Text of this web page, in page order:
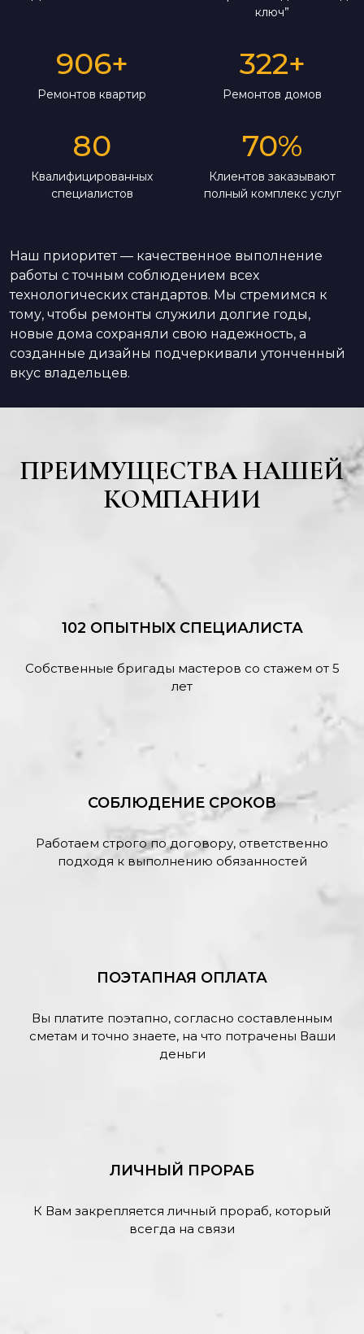
ключ”
906+
Ремонтов квартир
322+
Ремонтов домов
80
Квалифицированных
специалистов
70%
Клиентов заказывают
полный комплекс услуг
Наш приоритет — качественное выполнение
работы с точным соблюдением всех
технологических стандартов. Мы стремимся к
тому, чтобы ремонты служили долгие годы,
новые дома сохраняли свою надежность, а
созданные дизайны подчеркивали утонченный
вкус владельцев.
ПРЕИМУЩЕСТВА НАШЕЙ
КОМПАНИИ
102 ОПЫТНЫХ СПЕЦИАЛИСТА
Собственные бригады мастеров со стажем от 5
лет
СОБЛЮДЕНИЕ СРОКОВ
Работаем строго по договору, ответственно
подходя к выполнению обязанностей
ПОЭТАПНАЯ ОПЛАТА
Вы платите поэтапно, согласно составленным
сметам и точно знаете, на что потрачены Ваши
деньги
ЛИЧНЫЙ ПРОРАБ
К Вам закрепляется личный прораб, который
всегда на связи